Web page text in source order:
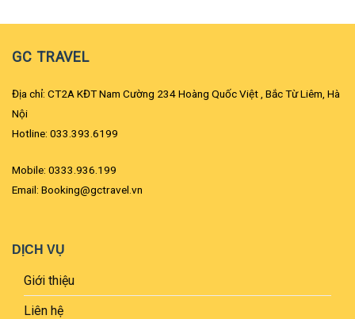
GC TRAVEL
Địa chỉ: CT2A KĐT Nam Cường 234 Hoàng Quốc Việt , Bắc Từ Liêm, Hà
Nội
Hotline: 033.393.6199
Mobile: 0333.936.199
Email: Booking@gctravel.vn
DỊCH VỤ
Giới thiệu
Liên hệ